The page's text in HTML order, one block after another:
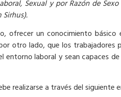
Sexual y por Razón de
ofrecer un conocimiento
otro lado, que los
entorno laboral y sean capaces
realizarse a través del siguiente